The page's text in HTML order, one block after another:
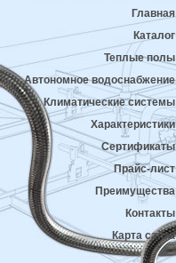
Главная
Каталог
Теплые полы
Автономное водоснабжение
Климатические системы
Характеристики
Сертификаты
Прайс-лист
Преимущества
Контакты
Карта сайта